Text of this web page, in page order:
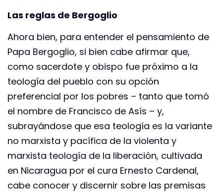
Las reglas de Bergoglio
Ahora bien, para entender el pensamiento de
Papa Bergoglio, si bien cabe afirmar que,
como sacerdote y obispo fue próximo a la
teología del pueblo con su opción
preferencial por los pobres – tanto que tomó
el nombre de Francisco de Asís – y,
subrayándose que esa teología es la variante
no marxista y pacífica de la violenta y
marxista teología de la liberación, cultivada
en Nicaragua por el cura Ernesto Cardenal,
cabe conocer y discernir sobre las premisas